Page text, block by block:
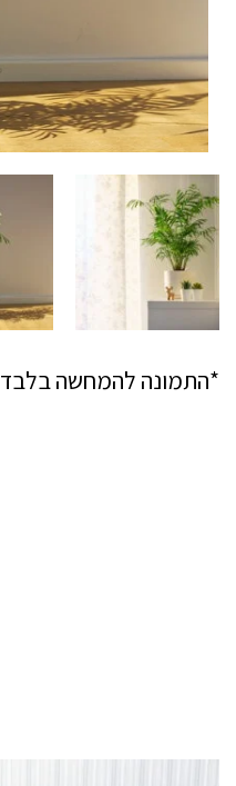
*התמונה להמחשה בלבד